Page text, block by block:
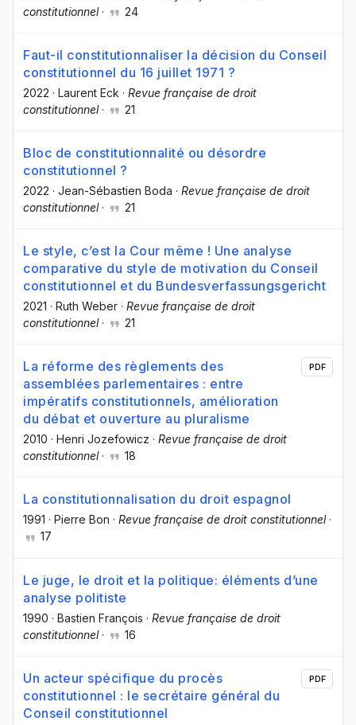
constitutionnel· 24
Faut-il constitutionnaliser la décision du Conseil
constitutionnel du 16 juillet 1971 ?
2022 · Laurent Eck · Revue française de droit
constitutionnel· 21
Bloc de constitutionnalité ou désordre
constitutionnel ?
2022 · Jean-Sébastien Boda · Revue française de droit
constitutionnel· 21
Le style, c’est la Cour même ! Une analyse
comparative du style de motivation du Conseil
constitutionnel et du Bundesverfassungsgericht
2021 · Ruth Weber · Revue française de droit
constitutionnel· 21
La réforme des règlements des
assemblées parlementaires : entre
impératifs constitutionnels, amélioration
du débat et ouverture au pluralisme
2010 · Henri Jozefowicz · Revue française de droit
constitutionnel· 18
PDF
La constitutionnalisation du droit espagnol
1991 · Pierre Bon · Revue française de droit constitutionnel·
17
Le juge, le droit et la politique: éléments d’une
analyse politiste
1990 · Bastien François · Revue française de droit
constitutionnel· 16
Un acteur spécifique du procès
constitutionnel : le secrétaire général du
Conseil constitutionnel
PDF